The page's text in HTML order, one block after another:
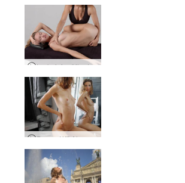
Læknisfræðilegt íþróttanudd
Dagur í lífi Alya - Útbreidd útgáfa